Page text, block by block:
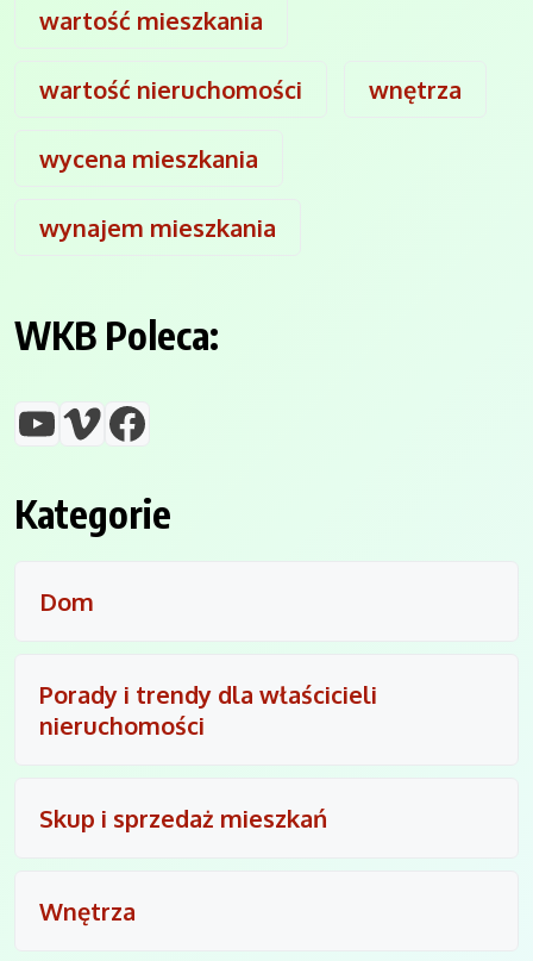
wartość mieszkania
wartość nieruchomości wnętrza
wycena mieszkania
wynajem mieszkania
WKB Poleca:
YouTube
VimeoFacebook
Kategorie
Dom
Porady i trendy dla właścicieli
nieruchomości
Skup i sprzedaż mieszkań
Wnętrza